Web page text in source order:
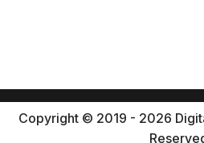
Copyright © 2019 - 2026